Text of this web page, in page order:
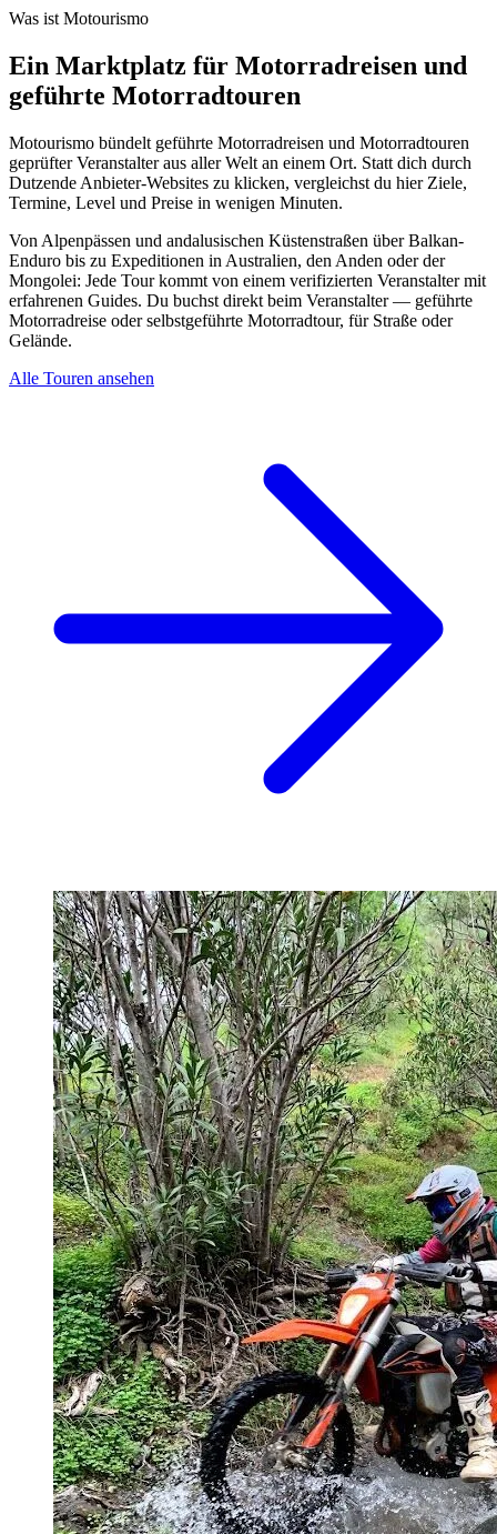
Was ist Motourismo
Ein Marktplatz für Motorradreisen und
geführte Motorradtouren
Motourismo bündelt geführte Motorradreisen und Motorradtouren
geprüfter Veranstalter aus aller Welt an einem Ort. Statt dich durch
Dutzende Anbieter-Websites zu klicken, vergleichst du hier Ziele,
Termine, Level und Preise in wenigen Minuten.
Von Alpenpässen und andalusischen Küstenstraßen über Balkan-
Enduro bis zu Expeditionen in Australien, den Anden oder der
Mongolei: Jede Tour kommt von einem verifizierten Veranstalter mit
erfahrenen Guides. Du buchst direkt beim Veranstalter — geführte
Motorradreise oder selbstgeführte Motorradtour, für Straße oder
Gelände.
Alle Touren ansehen